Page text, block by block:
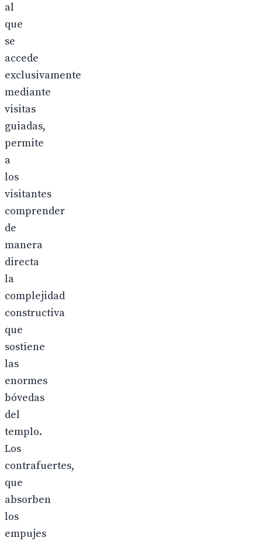
al
que
se
accede
exclusivamente
mediante
visitas
guiadas,
permite
a
los
visitantes
comprender
de
manera
directa
la
complejidad
constructiva
que
sostiene
las
enormes
bóvedas
del
templo.
Los
contrafuertes,
que
absorben
los
empujes